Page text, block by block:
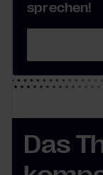
Das
sprechen!